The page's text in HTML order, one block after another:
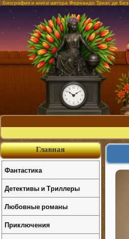
Биография и книги автора Фернандо Триас де Без
Главная
Фантастика
Детективы и Триллеры
Любовные романы
Приключения